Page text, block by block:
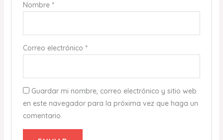
Nombre *
Correo electrónico *
Guardar mi nombre, correo electrónico y sitio web
en este navegador para la próxima vez que haga un
comentario.